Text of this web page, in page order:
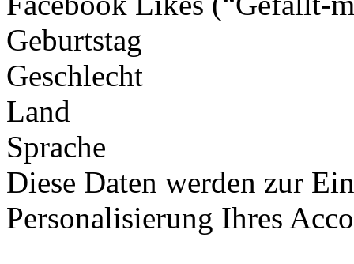
Geburtstag
Geschlecht
Land
Sprache
Diese Daten werden zur
Personalisierung Ihres